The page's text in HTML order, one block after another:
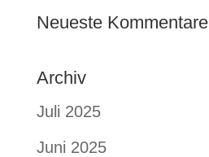
Neueste Kommentare
Archiv
Juli 2025
Juni 2025